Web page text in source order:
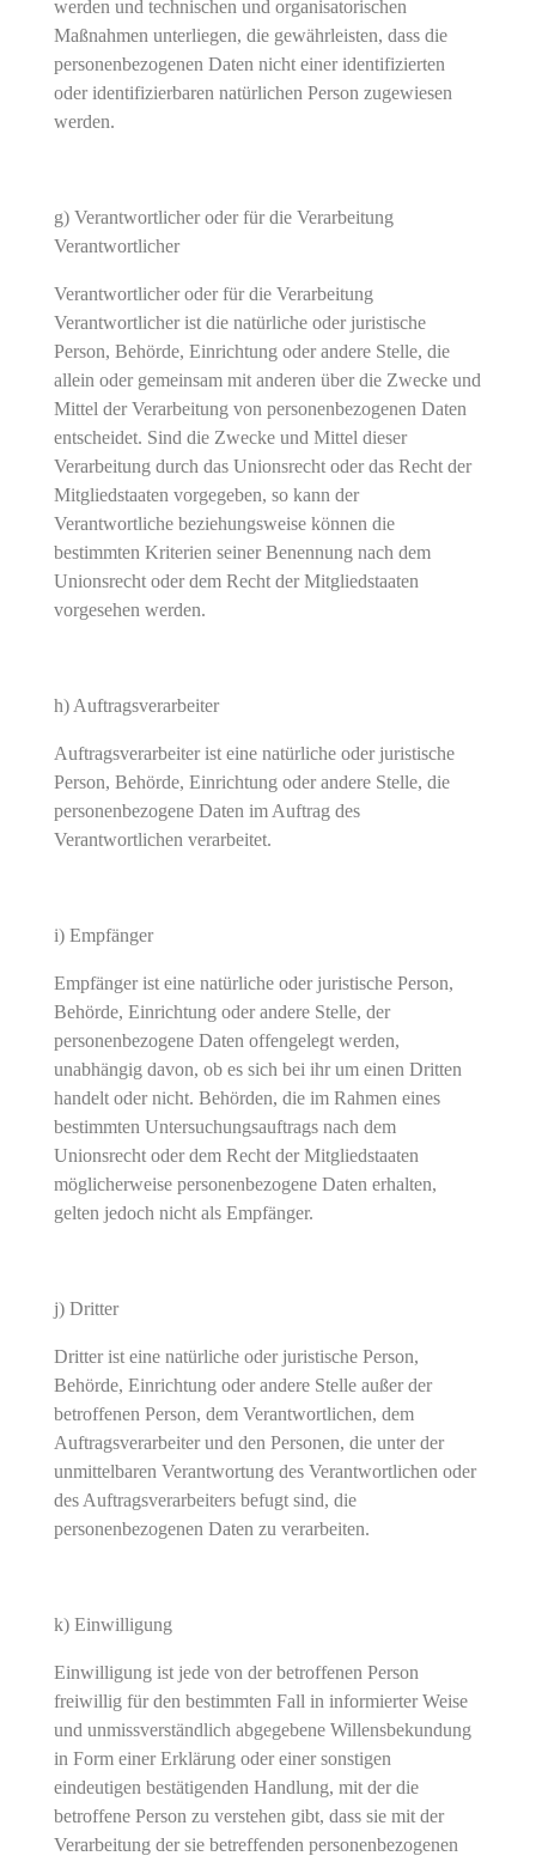
werden und technischen und organisatorischen
Maßnahmen unterliegen, die gewährleisten, dass die
personenbezogenen Daten nicht einer identifizierten
oder identifizierbaren natürlichen Person zugewiesen
werden.
g) Verantwortlicher oder für die Verarbeitung
Verantwortlicher
Verantwortlicher oder für die Verarbeitung
Verantwortlicher ist die natürliche oder juristische
Person, Behörde, Einrichtung oder andere Stelle, die
allein oder gemeinsam mit anderen über die Zwecke und
Mittel der Verarbeitung von personenbezogenen Daten
entscheidet. Sind die Zwecke und Mittel dieser
Verarbeitung durch das Unionsrecht oder das Recht der
Mitgliedstaaten vorgegeben, so kann der
Verantwortliche beziehungsweise können die
bestimmten Kriterien seiner Benennung nach dem
Unionsrecht oder dem Recht der Mitgliedstaaten
vorgesehen werden.
h) Auftragsverarbeiter
Auftragsverarbeiter ist eine natürliche oder juristische
Person, Behörde, Einrichtung oder andere Stelle, die
personenbezogene Daten im Auftrag des
Verantwortlichen verarbeitet.
i) Empfänger
Empfänger ist eine natürliche oder juristische Person,
Behörde, Einrichtung oder andere Stelle, der
personenbezogene Daten offengelegt werden,
unabhängig davon, ob es sich bei ihr um einen Dritten
handelt oder nicht. Behörden, die im Rahmen eines
bestimmten Untersuchungsauftrags nach dem
Unionsrecht oder dem Recht der Mitgliedstaaten
möglicherweise personenbezogene Daten erhalten,
gelten jedoch nicht als Empfänger.
j) Dritter
Dritter ist eine natürliche oder juristische Person,
Behörde, Einrichtung oder andere Stelle außer der
betroffenen Person, dem Verantwortlichen, dem
Auftragsverarbeiter und den Personen, die unter der
unmittelbaren Verantwortung des Verantwortlichen oder
des Auftragsverarbeiters befugt sind, die
personenbezogenen Daten zu verarbeiten.
k) Einwilligung
Einwilligung ist jede von der betroffenen Person
freiwillig für den bestimmten Fall in informierter Weise
und unmissverständlich abgegebene Willensbekundung
in Form einer Erklärung oder einer sonstigen
eindeutigen bestätigenden Handlung, mit der die
betroffene Person zu verstehen gibt, dass sie mit der
Verarbeitung der sie betreffenden personenbezogenen